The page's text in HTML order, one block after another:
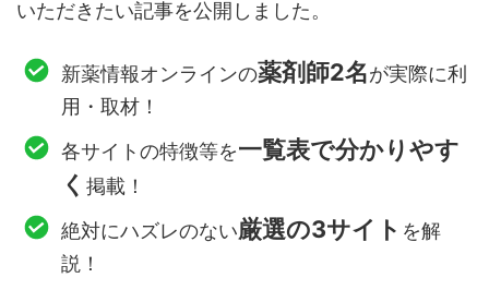
いただきたい記事を公開しました。
新薬情報オンラインの薬剤師2名が実際に利
用・取材！
各サイトの特徴等を一覧表で分かりやす
く 掲載！
絶対にハズレのない厳選の3サイト を解
説！